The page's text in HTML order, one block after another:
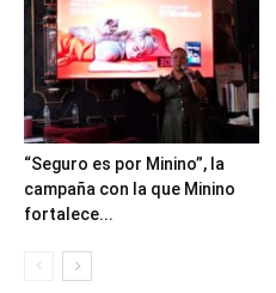
“Seguro es por Minino”, la
campaña con la que Minino
fortalece...